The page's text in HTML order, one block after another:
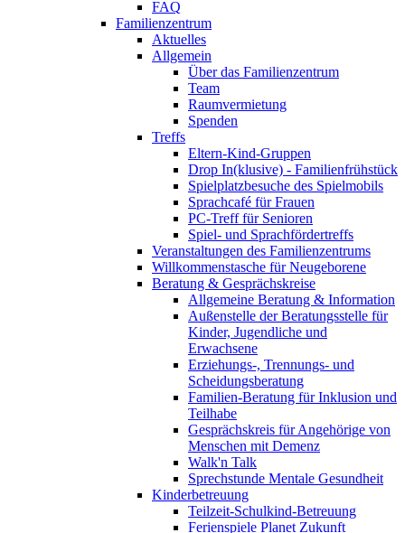
FAQ
Familienzentrum
Aktuelles
Allgemein
Über das Familienzentrum
Team
Raumvermietung
Spenden
Treffs
Eltern-Kind-Gruppen
Drop In(klusive) - Familienfrühstück
Spielplatzbesuche des Spielmobils
Sprachcafé für Frauen
PC-Treff für Senioren
Spiel- und Sprachfördertreffs
Veranstaltungen des Familienzentrums
Willkommenstasche für Neugeborene
Beratung & Gesprächskreise
Allgemeine Beratung & Information
Außenstelle der Beratungsstelle für
Kinder, Jugendliche und
Erwachsene
Erziehungs-, Trennungs- und
Scheidungsberatung
Familien-Beratung für Inklusion und
Teilhabe
Gesprächskreis für Angehörige von
Menschen mit Demenz
Walk'n Talk
Sprechstunde Mentale Gesundheit
Kinderbetreuung
Teilzeit-Schulkind-Betreuung
Ferienspiele Planet Zukunft